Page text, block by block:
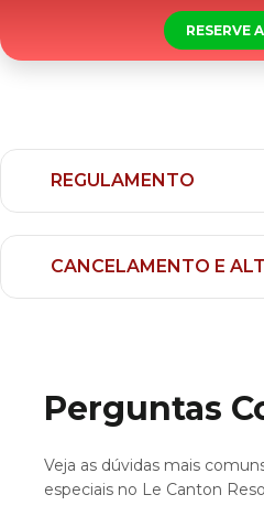
RESERVE
REGULAMENTO
CANCELAMENTO E
Perguntas
Veja as dúvidas mais
especiais no Le Canton